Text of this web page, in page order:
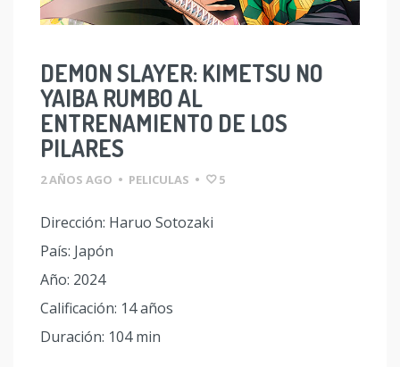
DEMON SLAYER: KIMETSU NO
YAIBA RUMBO AL
ENTRENAMIENTO DE LOS
PILARES
2 AÑOS AGO • PELICULAS • 5
Dirección: Haruo Sotozaki
País: Japón
Año: 2024
Calificación: 14 años
Duración: 104 min